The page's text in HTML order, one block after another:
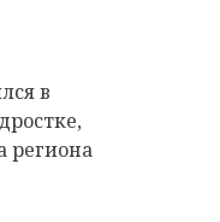
в
региона